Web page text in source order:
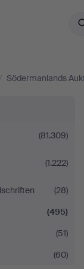
/ Södermanlands
(81.309)
(1.222)
(28)
(495)
(51)
(60)